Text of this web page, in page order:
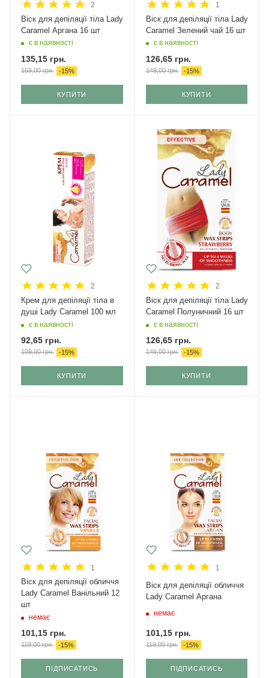
2
Віск для депіляції тіла Lady
Caramel Аргана 16 шт
є в наявності
135,15 грн.
159,00грн. -15%
КУПИТИ
1
Віск для депіляції тіла Lady
Caramel Зелений чай 16 шт
є в наявності
126,65грн.
149,00грн. -15%
КУПИТИ
2
Крем для депіляції тіла в
душі Lady Caramel 100 мл
є в наявності
92,65 грн.
109,00грн. -15%
КУПИТИ
2
Віск для депіляції тіла Lady
Caramel Полуничний 16 шт
є в наявності
126,65грн.
149,00грн. -15%
КУПИТИ
1
Віск для депіляції обличчя
Lady Caramel Ванільний 12
шт
немає
101,15 грн.
119,00грн. -15%
ПІДПИСАТИСЬ
1
Віск для депіляції обличчя
Lady Caramel Аргана
немає
101,15грн.
119,00грн. -15%
ПІДПИСАТИСЬ